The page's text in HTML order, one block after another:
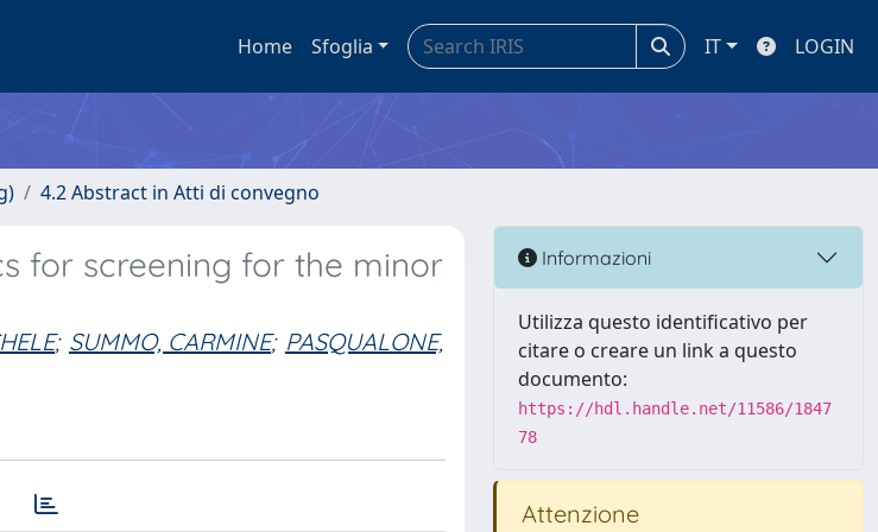
Home Sfoglia IT LOGIN
4.2 Abstract in Atti di convegno
for screening for the minor
; SUMMO, CARMINE; PASQUALONE,
Informazioni
Utilizza questo identificativo per
citare o creare un link a questo
documento:
https://hdl.handle.net/11586/1847
78
Attenzione